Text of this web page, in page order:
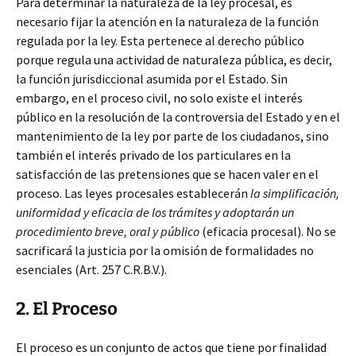
necesario fijar la atención en la naturaleza de la función
regulada por la ley. Esta pertenece al derecho público
porque regula una actividad de naturaleza pública, es decir,
la función jurisdiccional asumida por el Estado. Sin
embargo, en el proceso civil, no solo existe el interés
público en la resolución de la controversia del Estado y en el
mantenimiento de la ley por parte de los ciudadanos, sino
también el interés privado de los particulares en la
satisfacción de las pretensiones que se hacen valer en el
proceso. Las leyes procesales establecerán la simplificación,
uniformidad y eficacia de los trámites y adoptarán un
procedimiento breve, oral y público (eficacia procesal). No se
sacrificará la justicia por la omisión de formalidades no
esenciales (Art. 257 C.R.B.V.).
2. El Proceso
El proceso es un conjunto de actos que tiene por finalidad